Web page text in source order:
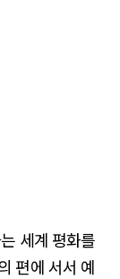
세계 평화를
편에 서서 예